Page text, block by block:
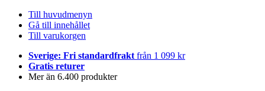
Till huvudmenyn
Gå till innehållet
Till varukorgen
Sverige: Fri standardfrakt från 1 099 kr
Gratis returer
Mer än 6.400 produkter